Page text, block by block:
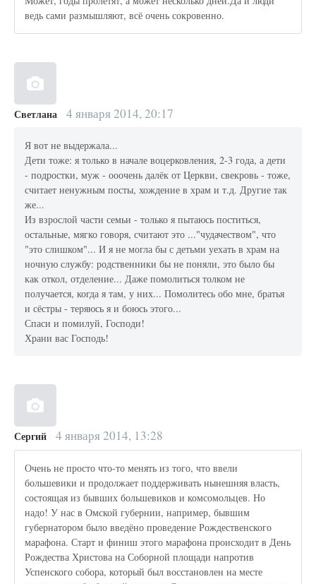
ведь сами размышляют, всё очень сокровенно.
Светлана 4 января 2014, 20:17
Я вот не выдержала...
Дети тоже: я только в начале воцерковления, 2-3 года, а дети
- подростки, муж - ооочень далёк от Церкви, свекровь - тоже,
считает ненужным посты, хождение в храм и т.д. Другие так
же...
Из взрослой части семьи - только я пытаюсь поститься,
остальные, мягко говоря, считают это ..."чудачеством", что
"это слишком"... И я не могла бы с детьми уехать в храм на
ночную службу: родственники бы не поняли, это было бы
как откол, отделение... Даже помолиться толком не
получается, когда я там, у них... Помолитесь обо мне, братья
и сёстры - теряюсь я и боюсь этого...
Спаси и помилуй, Господи!
Храни вас Господь!
Сергий 4 января 2014, 13:28
Очень не просто что-то менять из того, что ввели
большевики и продолжает поддерживать нынешняя власть,
состоящая из бывших большевиков и комсомольцев. Но
надо! У нас в Омской губернии, например, бывшим
губернатором было введёно проведение Рождественского
марафона. Старт и финиш этого марафона происходит в День
Рождества Христова на Соборной площади напротив
Успенского собора, который был восстановлен на месте